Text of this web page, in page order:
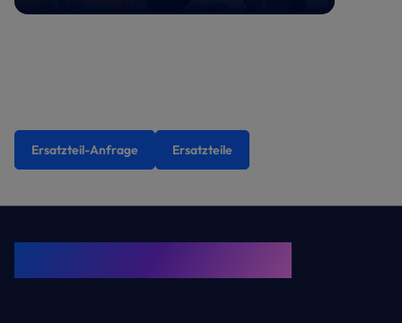
Ersatzteil-Anfrage Ersatzteile